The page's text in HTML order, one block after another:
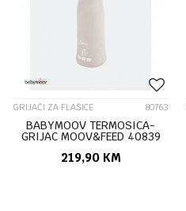
GRIJAČI ZA FLAŠICE 80763
BABYMOOV TERMOSICA-
GRIJAC MOOV&FEED 40839
219,90 KM